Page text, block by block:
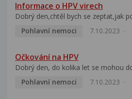
Informace o HPV virech
Dobrý den,chtěl bych se zeptat,jak
Pohlavní nemoci
7.10.2023
Očkování na HPV
Dobrý den, do kolika let se mohou
Pohlavní nemoci
7.10.2023